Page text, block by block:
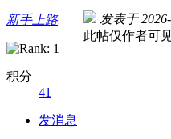
新手上路
积分
41
发消息
发表于
此帖仅作者可